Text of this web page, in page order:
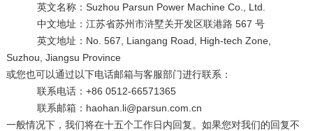
英文名称：Suzhou Parsun Power Machine Co., Ltd.
中文地址：江苏省苏州市浒墅关开发区联港路 567 号
英文地址：No. 567, Liangang Road, High-tech Zone,
Suzhou, Jiangsu Province
或您也可以通过以下电话邮箱与客服部门进行联系：
联系电话：+86 0512-66571365
联系邮箱：haohan.li@parsun.com.cn
一般情况下，我们将在十五个工作日内回复。如果您对我们的回复不